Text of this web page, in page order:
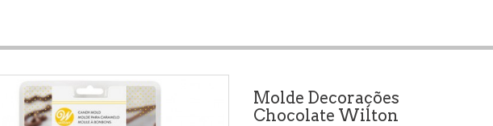
Molde Decorações
Chocolate Wilton